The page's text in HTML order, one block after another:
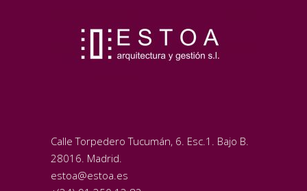
Calle Torpedero Tucumán, 6. Esc.1. Bajo B.
28016. Madrid.
estoa@estoa.es